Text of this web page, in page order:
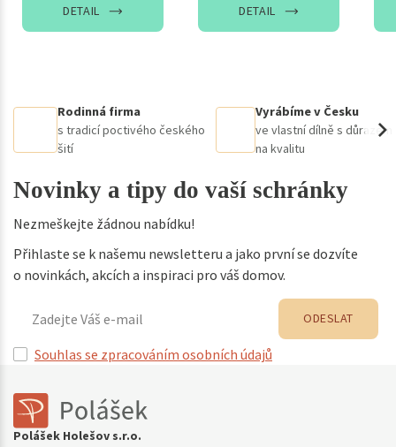
DETAIL DETAIL
Rodinná firma
s tradicí poctivého českého
šití
Vyrábíme v Česku
ve vlastní dílně s důrazem
na kvalitu
Novinky a tipy do vaší schránky
Nezmeškejte žádnou nabídku!
Přihlaste se k našemu newsletteru a jako první se dozvíte
o novinkách, akcích a inspiraci pro váš domov.
Souhlas se zpracováním osobních údajů
ODESLAT
Polášek Holešov s.r.o.